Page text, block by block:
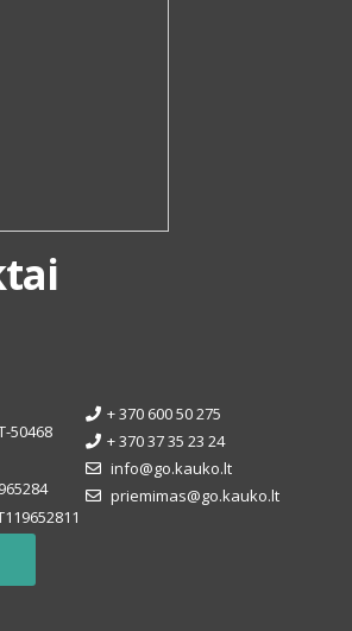
50468
+ 370 600 50 275
+ 370 37 35 23 24
info@go.kauko.lt
priemimas@go.kauko.lt